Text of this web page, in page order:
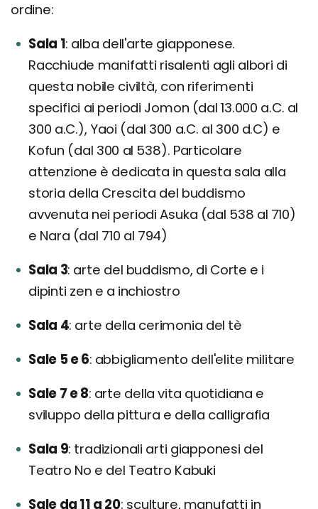
ordine:
Sala 1 alba dell'arte giapponese.
Racchiude manifatti risalenti agli albori di
questa nobile civiltà, con riferimenti
specifici ai periodi Jomon (dal 13.000 a.C. al
300 a.C.), Yaoi (dal 300 a.C. al 300 d.C) e
Kofun (dal 300 al 538). Particolare
attenzione è dedicata in questa sala alla
storia della Crescita del buddismo
avvenuta nei periodi Asuka (dal 538 al 710)
e Nara (dal 710 al 794)
Sala 3 arte del buddismo, di Corte e i
dipinti zen e a inchiostro
Sala 4 arte della cerimonia del tè
Sale 5 e 6 abbigliamento dell'elite militare
Sale 7 e 8 arte della vita quotidiana e
sviluppo della pittura e della calligrafia
Sala 9 tradizionali arti giapponesi del
Teatro No e del Teatro Kabuki
Sale da 11 a 20 sculture, manufatti in